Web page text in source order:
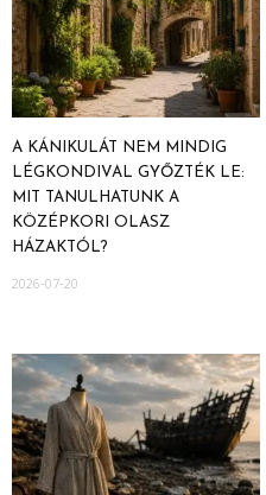
A KÁNIKULÁT NEM MINDIG
LÉGKONDIVAL GYŐZTÉK LE:
MIT TANULHATUNK A
KÖZÉPKORI OLASZ
HÁZAKTÓL?
2026-07-20